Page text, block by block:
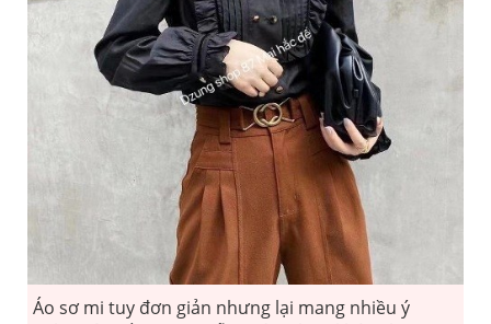
Áo sơ mi tuy đơn giản nhưng lại mang nhiều ý